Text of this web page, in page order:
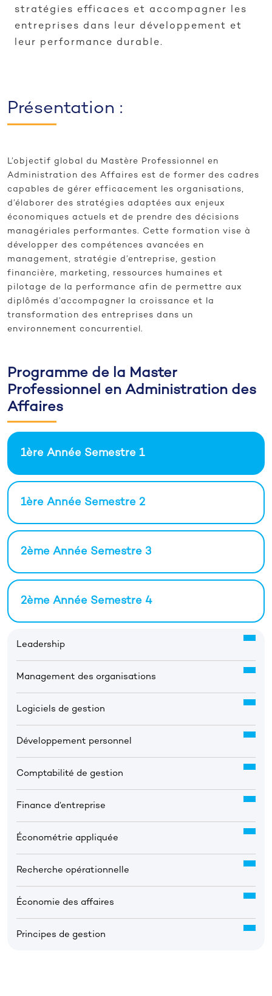
stratégies efficaces et accompagner les
entreprises dans leur développement et
leur performance durable.
Présentation :
L’objectif global du Mastère Professionnel en
Administration des Affaires est de former des cadres
capables de gérer efficacement les organisations,
d’élaborer des stratégies adaptées aux enjeux
économiques actuels et de prendre des décisions
managériales performantes. Cette formation vise à
développer des compétences avancées en
management, stratégie d’entreprise, gestion
financière, marketing, ressources humaines et
pilotage de la performance afin de permettre aux
diplômés d’accompagner la croissance et la
transformation des entreprises dans un
environnement concurrentiel.
Programme de la Master
Professionnel en Administration des
Affaires
1ère Année Semestre 1
1ère Année Semestre 2
2ème Année Semestre 3
2ème Année Semestre 4
Leadership
Management des organisations
Logiciels de gestion
Développement personnel
Comptabilité de gestion
Finance d’entreprise
Économétrie appliquée
Recherche opérationnelle
Économie des affaires
Principes de gestion